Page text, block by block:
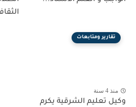
تقارير ومتابعات
منذ 4 سنة
وكيل تعليم الشرقية يكرم